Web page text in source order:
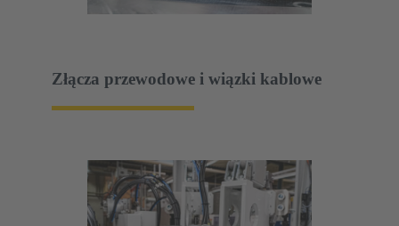
Złącza przewodowe i wiązki kablowe